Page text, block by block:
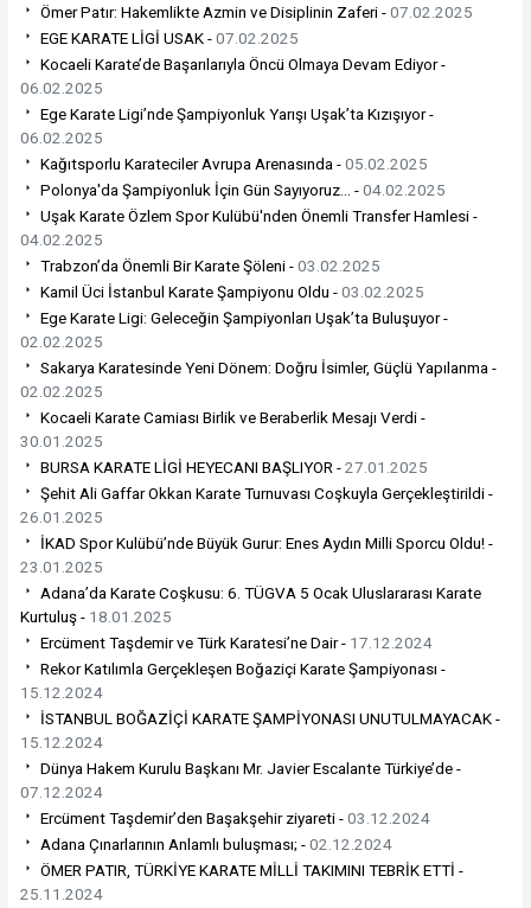
Ömer Patır: Hakemlikte Azmin ve Disiplinin Zaferi -07.02.2025
EGE KARATE LİGİ USAK -07.02.2025
Kocaeli Karate’de Başarılarıyla Öncü Olmaya Devam Ediyor -
06.02.2025
Ege Karate Ligi’nde Şampiyonluk Yarışı Uşak’ta Kızışıyor -
06.02.2025
Kağıtsporlu Karateciler Avrupa Arenasında -05.02.2025
Polonya'da Şampiyonluk İçin Gün Sayıyoruz... -04.02.2025
Uşak Karate Özlem Spor Kulübü'nden Önemli Transfer Hamlesi -
04.02.2025
Trabzon’da Önemli Bir Karate Şöleni -03.02.2025
Kamil Üci İstanbul Karate Şampiyonu Oldu -03.02.2025
Ege Karate Ligi: Geleceğin Şampiyonları Uşak’ta Buluşuyor -
02.02.2025
Sakarya Karatesinde Yeni Dönem: Doğru İsimler, Güçlü Yapılanma -
02.02.2025
Kocaeli Karate Camiası Birlik ve Beraberlik Mesajı Verdi -
30.01.2025
BURSA KARATE LİGİ HEYECANI BAŞLIYOR -27.01.2025
Şehit Ali Gaffar Okkan Karate Turnuvası Coşkuyla Gerçekleştirildi -
26.01.2025
İKAD Spor Kulübü’nde Büyük Gurur: Enes Aydın Milli Sporcu Oldu! -
23.01.2025
Adana’da Karate Coşkusu: 6. TÜGVA 5 Ocak Uluslararası Karate
Kurtuluş - 18.01.2025
Ercüment Taşdemir ve Türk Karatesi’ne Dair - 17.12.2024
Rekor Katılımla Gerçekleşen Boğaziçi Karate Şampiyonası -
15.12.2024
İSTANBUL BOĞAZİÇİ KARATE ŞAMPİYONASI UNUTULMAYACAK -
15.12.2024
Dünya Hakem Kurulu Başkanı Mr. Javier Escalante Türkiye’de -
07.12.2024
Ercüment Taşdemir’den Başakşehir ziyareti -03.12.2024
Adana Çınarlarının Anlamlı buluşması; -02.12.2024
ÖMER PATIR, TÜRKİYE KARATE MİLLİ TAKIMINI TEBRİK ETTİ -
25.11.2024